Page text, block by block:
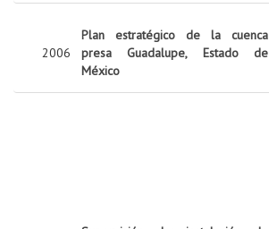
2006
Plan estratégico de la cuenca
presa Guadalupe, Estado de
México